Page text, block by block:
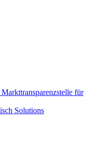
für
Solutions